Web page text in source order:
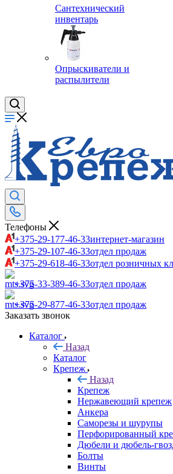
Сантехнический
инвентарь
Опрыскиватели и
распылители
Телефоны
+375-29-177-46-33интернет-магазин
+375-29-107-46-33отдел продаж
+375-29-618-46-33отдел розничных
+375-33-389-46-33отдел продаж
+375-29-877-46-33отдел продаж
Заказать звонок
Каталог
Назад
Каталог
Крепеж
Назад
Крепеж
Нержавеющий крепеж
Анкера
Саморезы и шурупы
Перфорированный
Дюбели и дюбель-
Болты
Винты